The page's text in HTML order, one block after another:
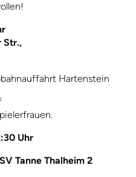
Str.,
Hartenstein
Uhr
Tanne Thalheim 2